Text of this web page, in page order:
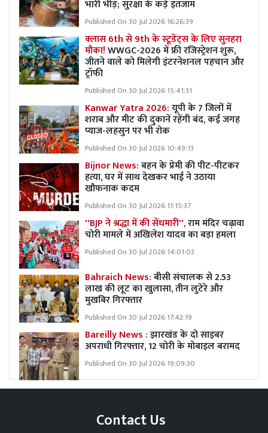
भारी भीड़; सुरक्षा के कड़े इंतजाम
Published On 30 Jul 2026 16:26:39
क्लास 6th से 9th के स्टूडेंट्स के लिए सुनहरा
मौका!WWGC-2026 में फ्री रजिस्ट्रेशन शुरू,
जीतने वाले को मिलेगी इंटरनेशनल पहचान और
ट्रॉफी
Published On 30 Jul 2026 15:41:31
Kanwar Yatra 2026:यूपी के 7 जिलों में
शराब और मीट की दुकानें रहेंगी बंद, कई जगह
प्याज-लहसुन पर भी रोक
Published On 30 Jul 2026 10:49:13
Bijnor News:बहन के प्रेमी की पीट-पीटकर
हत्या, घर में साथ देखकर भाई ने उठाया
खौफनाक कदम
Published On 30 Jul 2026 11:15:37
''BJP ने श्रद्धा में की सेंधमारी'',राम मंदिर चढ़ावा
चोरी मामले में अखिलेश यादव का बड़ा हमला
Published On 30 Jul 2026 14:01:03
Bahraich News:बीसी संचालक से 2.53
लाख की लूट का खुलासा, तीन लुटेरे और
मुखबिर गिरफ्तार
Published On 30 Jul 2026 17:42:19
Bareilly News :झारखंड के दो साइबर
अपराधी गिरफ्तार, 12 चोरी के मोबाइल बरामद
Published On 30 Jul 2026 19:09:30
Contact Us